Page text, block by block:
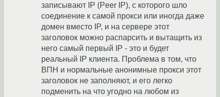
записывают IP (Peer IP), с которого шло
соединение к самой прокси или иногда даже
домен вместо IP, и на сервере этот
заголовок можно распарсить и вытащить из
него самый первый IP - это и будет
реальный IP клиента. Проблема в том, что
ВПН и нормальные анонимные прокси этот
заголовок не заполняют, и его легко
подменить на что угодно на любом из